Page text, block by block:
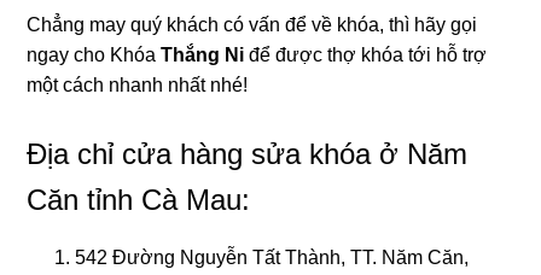
Chẳng may quý khách có vấn để về khóa, thì hãy gọi
ngay cho KhóaThắng Niđể được thợ khóa tới hỗ trợ
một cách nhanh nhất nhé!
Địa chỉ cửa hàng sửa khóa ở Năm
Căn tỉnh Cà Mau:
542 Đường Nguyễn Tất Thành, TT. Năm Căn,